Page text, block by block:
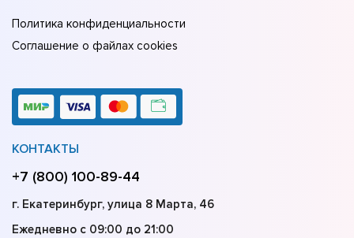
Политика конфиденциальности
Соглашение о файлах cookies
КОНТАКТЫ
+7 (800) 100-89-44
г. Екатеринбург, улица 8 Марта, 46
Ежедневно с 09:00 до 21:00